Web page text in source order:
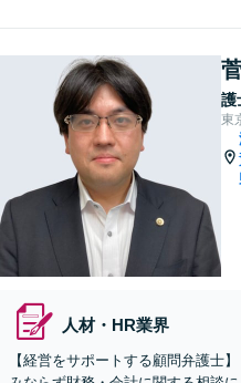
護
東
人材・HR業界
【経営をサポートする顧問弁護士